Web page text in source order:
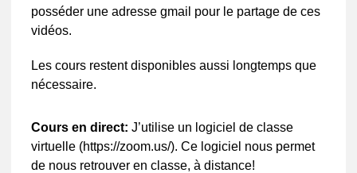
posséder une adresse gmail pour le partage de ces
vidéos.
Les cours restent disponibles aussi longtemps que
nécessaire.
Cours en direct: J’utilise un logiciel de classe
virtuelle (https://zoom.us/). Ce logiciel nous permet
de nous retrouver en classe, à distance!